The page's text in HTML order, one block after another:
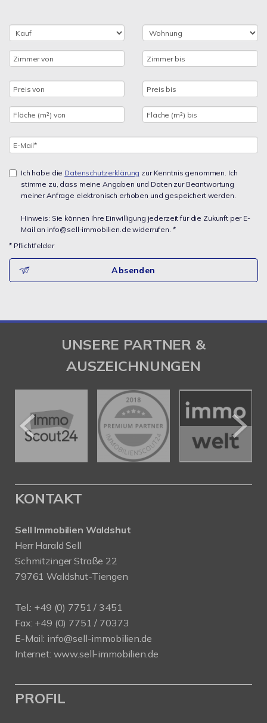
Ich habe die Datenschutzerklärung zur Kenntnis genommen. Ich
stimme zu, dass meine Angaben und Daten zur Beantwortung
meiner Anfrage elektronisch erhoben und gespeichert werden.
Hinweis: Sie können Ihre Einwilligung jederzeit für die Zukunft per E-
Mail an info@sell-immobilien.de widerrufen. *
* Pflichtfelder
Absenden
UNSERE PARTNER &
AUSZEICHNUNGEN
KONTAKT
Sell Immobilien Waldshut
Herr Harald Sell
Schmitzinger Straße 22
79761 Waldshut-Tiengen
Tel.: +49 (0) 7751 / 3451
Fax: +49 (0) 7751 / 70373
E-Mail: info@sell-immobilien.de
Internet: www.sell-immobilien.de
PROFIL